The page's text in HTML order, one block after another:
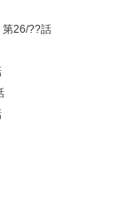
第26/??話